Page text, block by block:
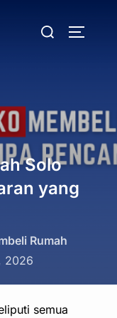
Search
Solo
yang
Rumah
2026
semua